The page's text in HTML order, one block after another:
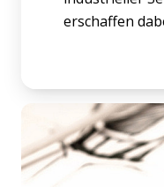
erschaffen